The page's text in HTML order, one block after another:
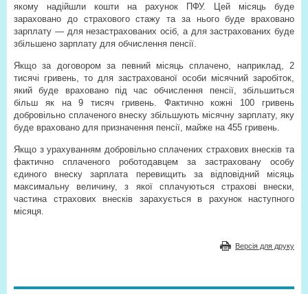
якому надійшли кошти на рахунок ПФУ. Цей місяць буде
зараховано до страхового стажу та за нього буде враховано
зарплату — для незастрахованих осіб, а для застрахованих буде
збільшено зарплату для обчислення пенсії.
Якщо за договором за певний місяць сплачено, наприклад, 2
тисячі гривень, то для застрахованої особи місячний заробіток,
який буде враховано під час обчислення пенсії, збільшиться
більш як на 9 тисяч гривень. Фактично кожні 100 гривень
добровільно сплаченого внеску збільшують місячну зарплату, яку
буде враховано для призначення пенсії, майже на 455 гривень.
Якщо з урахуванням добровільно сплачених страхових внесків та
фактично сплаченого роботодавцем за застраховану особу
єдиного внеску зарплата перевищить за відповідний місяць
максимальну величину, з якої сплачуються страхові внески,
частина страхових внесків зарахується в рахунок наступного
місяця.
Версія для друку